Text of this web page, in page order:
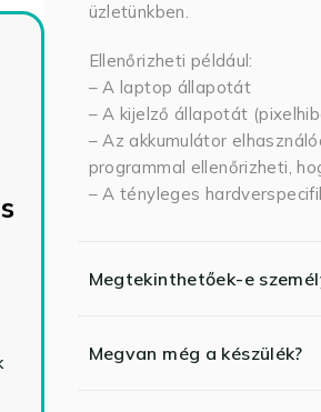
üzletünkben.
Ellenőrizheti például:
– A laptop állapotát
– A kijelző állapotát
– Az akkumulátor
programmal ellenőrizheti,
– A tényleges
Megtekinthetőek-e
Megvan még a készülék?